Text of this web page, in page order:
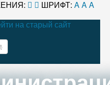
ШРИФТ: AAA
на старый сайт